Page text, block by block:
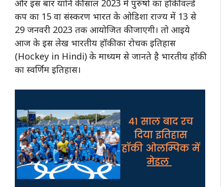
और इस बार यानि की साल 2023 में पुरुषो का हॉकी वर्ल्ड
कप का 15 वा संस्करण भारत के ओडिशा राज्य में 13 से
29 जनवरी 2023 तक आयोजित की जाएगी। तो आइये
आज के इस लेख भारतीय हॉकी का रोचक इतिहास
(Hockey in Hindi) के माध्यम से जानते है भारतीय हॉकी
का स्वर्णिम इतिहास।